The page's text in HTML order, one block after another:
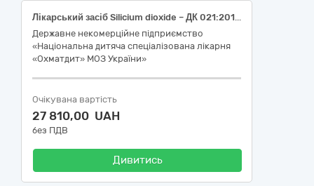
Лікарський засіб Silicium dioxide – ДК 021:2015 – 33600000-6 - Фармацевтична продукція (Silicium dioxide – Код ДК 021:2015 – ДК 021:2015: 33610000-9 — Лікарські засоби для лікування захворювань шлунково-кишкового тракту та розладів обміну речовин)
Державне некомерційне підприємство
«Національна дитяча спеціалізована лікарня
«Охматдит» МОЗ України»
Очікувана вартість
27 810,00 UAH
без ПДВ
Дивитись